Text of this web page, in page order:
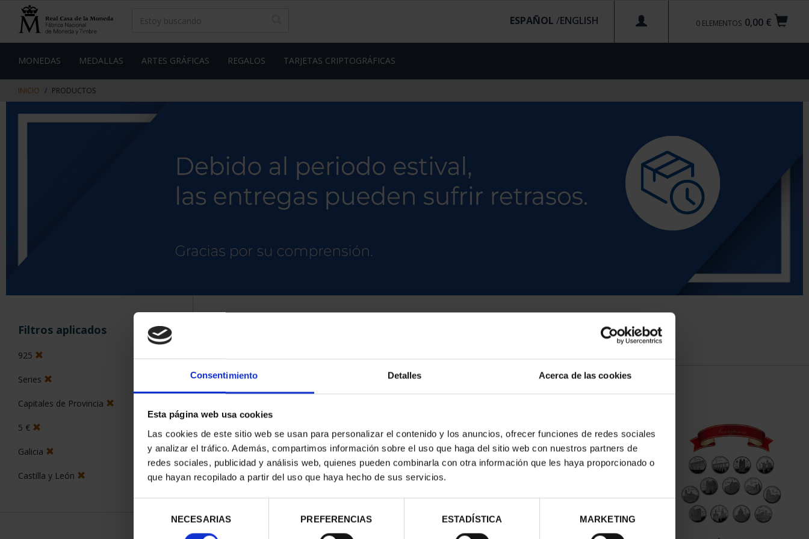
Consentimiento Detalles Acerca de las cookies
Esta página web usa cookies
Las cookies de este sitio web se usan para personalizar el contenido y los anuncios, ofrecer funciones de redes sociales
y analizar el tráfico. Además, compartimos información sobre el uso que haga del sitio web con nuestros partners de
redes sociales, publicidad y análisis web, quienes pueden combinarla con otra información que les haya proporcionado o
que hayan recopilado a partir del uso que haya hecho de sus servicios.
consentimiento
NECESARIAS PREFERENCIAS ESTADÍSTICA MARKETING
contenido
de
0,00 €
0 ELEMENTOS
ESPAÑOL /
MONEDAS MEDALLAS ARTES GRÁFICAS REGALOS TARJETAS CRIPTOGRÁFICAS
INICIO PRODUCTOS
Filtros aplicados
925
Series
Capitales de Provincia
5 €
Galicia
Castilla y León